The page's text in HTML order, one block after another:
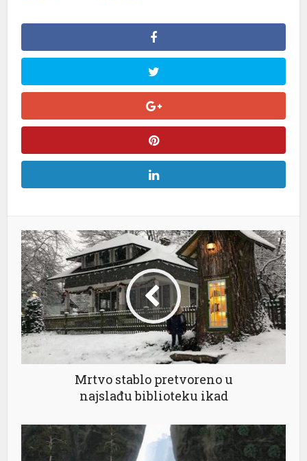
Mrtvo stablo pretvoreno u
najslađu biblioteku ikad